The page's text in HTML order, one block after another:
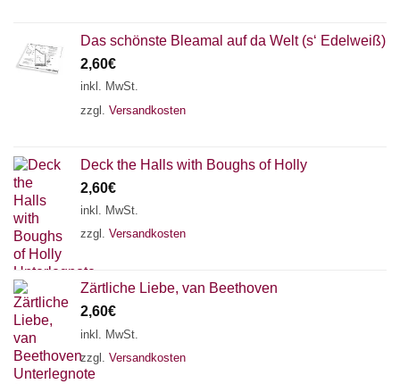
Das schönste Bleamal auf da Welt (s‘ Edelweiß)
2,60€
inkl. MwSt.
zzgl. Versandkosten
Deck the Halls with Boughs of Holly
2,60€
inkl. MwSt.
zzgl. Versandkosten
Zärtliche Liebe, van Beethoven
2,60€
inkl. MwSt.
zzgl. Versandkosten